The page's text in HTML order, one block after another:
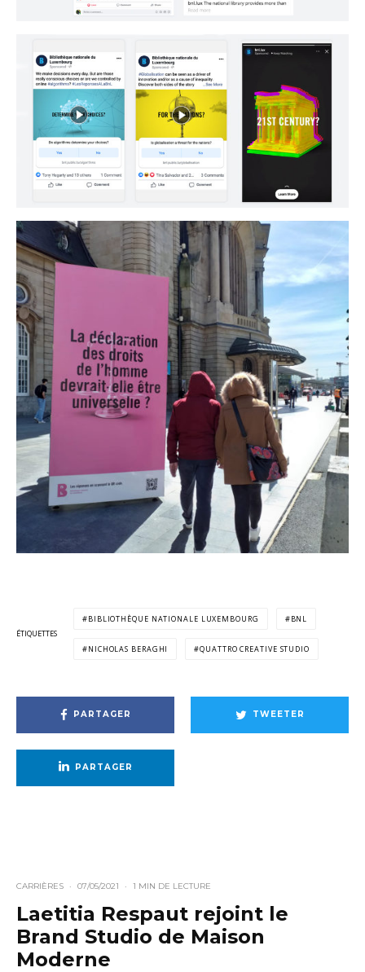
ÉTIQUETTES
BIBLIOTHÈQUE NATIONALE LUXEMBOURG BNL
NICHOLAS BERAGHI QUATTRO CREATIVE STUDIO
PARTAGER TWEETER
PARTAGER
CARRIÈRES · 07/05/2021 · 1 MIN DE LECTURE
Laetitia Respaut rejoint le
Brand Studio de Maison
Moderne